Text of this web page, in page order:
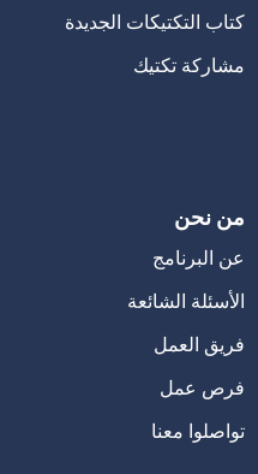
كتاب التكتيكات الجديدة
مشاركة تكتيك
من نحن
عن البرنامج
الأسئلة الشائعة
فريق العمل
فرص عمل
تواصلوا معنا